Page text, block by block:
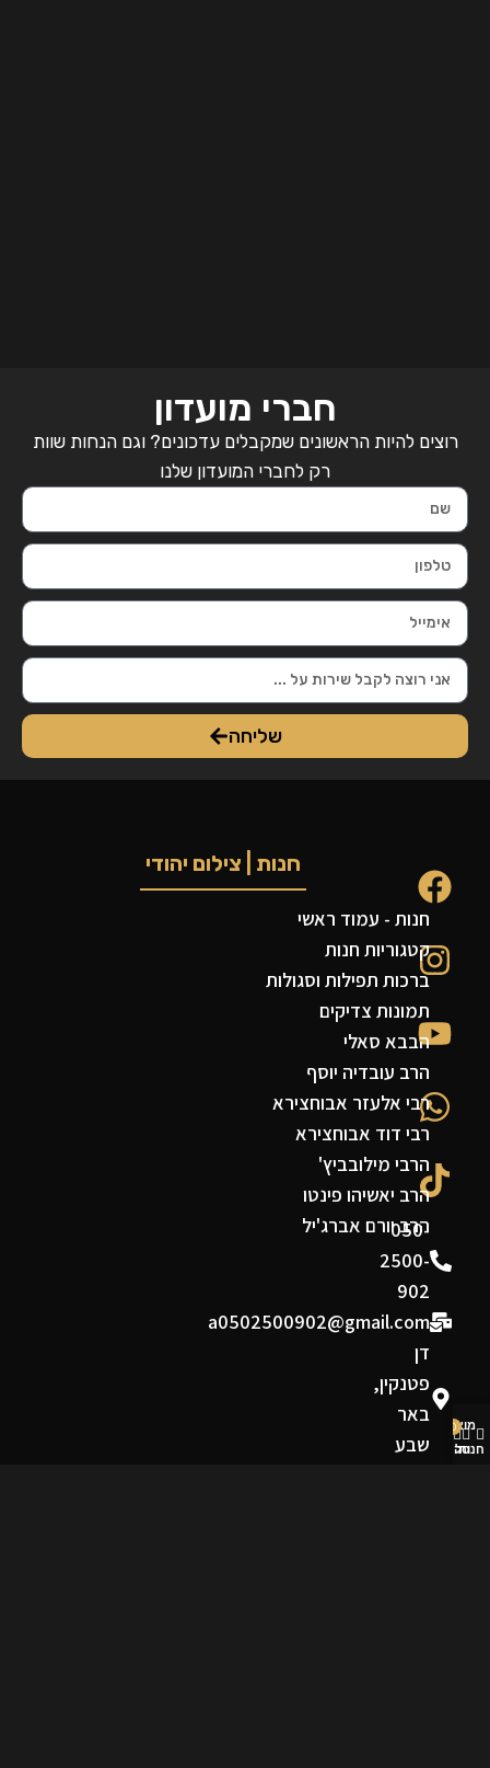
חברי מועדון
רוצים להיות הראשונים שמקבלים עדכונים? וגם הנחות שוות
רק לחברי המועדון שלנו
שליחה
050-
2500-
902
a0502500902@gmail.com
דן
פטנקין,
באר
שבע
חנות | צילום יהודי
חנות - עמוד ראשי
קטגוריות חנות
ברכות תפילות וסגולות
תמונות צדיקים
הבבא סאלי
הרב עובדיה יוסף
רבי אלעזר אבוחצירא
רבי דוד אבוחצירא
הרבי מילובביץ'
הרב יאשיהו פינטו
הרב יורם אברג'יל
חנות
מוצרים שאהבתי
0
סל קניות
החשבון שלי